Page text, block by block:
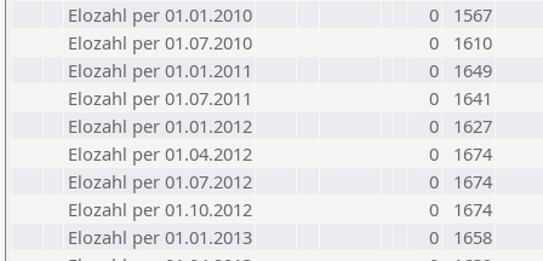
Elozahl per 01.01.2010
0
1567
Elozahl per 01.07.2010
0
1610
Elozahl per 01.01.2011
0
1649
Elozahl per 01.07.2011
0
1641
Elozahl per 01.01.2012
0
1627
Elozahl per 01.04.2012
0
1674
Elozahl per 01.07.2012
0
1674
Elozahl per 01.10.2012
0
1674
Elozahl per 01.01.2013
0
1658